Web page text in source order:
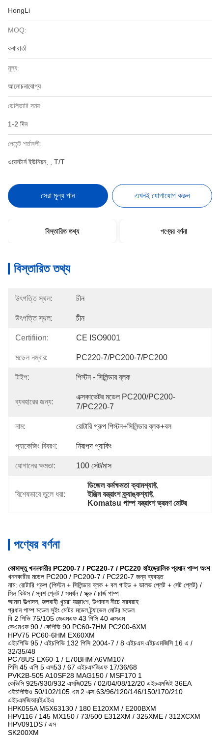
HongLi
MOQ:
কথাবার্তা
মূল্য:
আলোচনাযোগ্য
ডেলিভারি সময়:
1-2 দিন
পেমেন্ট শর্তাবলী:
ওয়েস্টার্ন ইউনিয়ন, , T/T
সেরা মূল্য পান এখনই যোগাযোগ করুন
বিস্তারিত তথ্য পণ্যের বর্ণনা
বিস্তারিত তথ্য
উৎপত্তি স্থল: চীন
উৎপত্তি স্থল: চীন
Certifiion: CE ISO9001
মডেল নম্বার: PC220-7/PC200-7/PC200
টাইপ: পিস্টন - সিলিন্ডার ব্লক
ব্যবহারের জন্য:
এক্সকাভেটর মডেল PC200/PC200-
7/PC220-7
নাম: রোটারি গ্রুপ পিস্টন+সিলিন্ডার ব্লক+বল
প্যাকেজিং বিবরণ: নিরাপদ প্যাকিং
যোগানের ক্ষমতা: 100 সেট/মাস
বিশেষভাবে তুলে ধরা:
ডিজেল কর্মক্ষমতা ক্যামশ্যাফ্ট,
ইঞ্জিন যন্ত্রাংশ ক্র্যাঙ্কশ্যাফ্ট,
Komatsu পাম্প যন্ত্রাংশ ভ্রমণ মোটর
পণ্যের বর্ণনা
কোমাস্তু খননকারীর PC200-7 / PC220-7 / PC220 হাইড্রোলিক প্রধান পাম্প অংশ
খননকারীর মডেল PC200 / PC200-7 / PC220-7 জন্য ব্যবহৃত
নাম: রোটারি গ্রুপ (পিস্টন + সিলিন্ডার ব্লক + বল গাইড + ভালভ প্লেট + সেট প্লেট) /
সিল কিটস / স্বশ প্লেট / সমর্থন / স্ক্রু / চার্জ পাম্প
আমরা উত্পাদন, জলবাহী খুচরা যন্ত্রাংশ, উপাদান নীচে সরবরাহ
প্রধান পাম্প মডেল সুইং মোটর মডেল ট্র্যাভেল মোটর মডেল
বি 2 পিভি 75/105 জেএমএফ 43 পিসি 40 এক্সএম
কেএমএফ 90 / কেপিভি 90 PC60-7HM PC200-6XM
HPV75 PC60-6HM EX60XM
এইচপিভি 95 / এইচপিভি 132 পিসি 2004-7 / 8 এইচএম এইচএমজিসি 16 এ /
32/35/48
PC78US EX60-1 / E70BHM A6VM107
পিসি 45 এপি 5 এস53 / 67 এইচএমজিএফ 17/36/68
PVK2B-505 A10SF28 MAG150 / MSF170 1
কেভিসি 925/930/932 এসজি025 / 02/04/08/12/20 এইচএমজিই 36EA
এইচপিভিও 50/102/105 এম 2 এক্স 63/96/120/146/150/170/210
এইচএমজিআরইএইএ
HPK055A M5X63130 / 180 E120XM / E200BXM
HPV116 / 145 MX150 / 73/500 E312XM / 325XME / 312XCXM
HPV091DS / এস
SK200XM